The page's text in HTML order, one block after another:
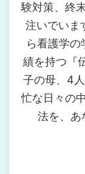
験対策、終
注いでいま
ら看護学
績を持つ『
子の母、4
忙な日々の
法を、あ